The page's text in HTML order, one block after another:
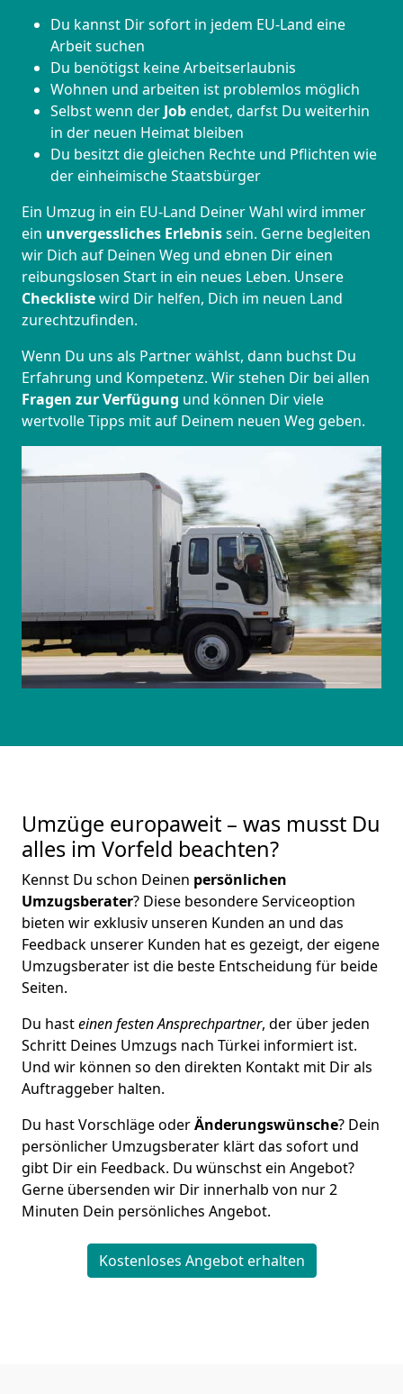
Du kannst Dir sofort in jedem EU-Land eine
Arbeit suchen
Du benötigst keine Arbeitserlaubnis
Wohnen und arbeiten ist problemlos möglich
Selbst wenn der Jobendet, darfst Du weiterhin
in der neuen Heimat bleiben
Du besitzt die gleichen Rechte und Pflichten wie
der einheimische Staatsbürger
Ein Umzug in ein EU-Land Deiner Wahl wird immer
ein unvergessliches Erlebnissein. Gerne begleiten
wir Dich auf Deinen Weg und ebnen Dir einen
reibungslosen Start in ein neues Leben. Unsere
Checklistewird Dir helfen, Dich im neuen Land
zurechtzufinden.
Wenn Du uns als Partner wählst, dann buchst Du
Erfahrung und Kompetenz. Wir stehen Dir bei allen
Fragen zur Verfügung und können Dir viele
wertvolle Tipps mit auf Deinem neuen Weg geben.
Umzüge europaweit – was musst Du
alles im Vorfeld beachten?
Kennst Du schon Deinen persönlichen
Umzugsberater? Diese besondere Serviceoption
bieten wir exklusiv unseren Kunden an und das
Feedback unserer Kunden hat es gezeigt, der eigene
Umzugsberater ist die beste Entscheidung für beide
Seiten.
Du hasteinen festen Ansprechpartner, der über jeden
Schritt Deines Umzugs nach Türkei informiert ist.
Und wir können so den direkten Kontakt mit Dir als
Auftraggeber halten.
Du hast Vorschläge oderÄnderungswünsche? Dein
persönlicher Umzugsberater klärt das sofort und
gibt Dir ein Feedback. Du wünschst ein Angebot?
Gerne übersenden wir Dir innerhalb von nur2
Minuten Dein persönliches Angebot.
Kostenloses Angebot erhalten